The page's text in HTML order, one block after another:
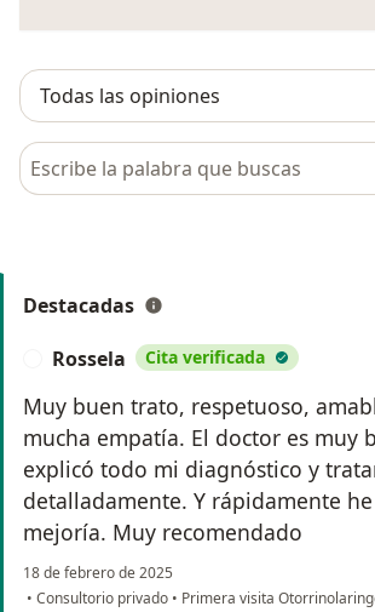
Busca en opiniones
Destacadas
Rossela Cita verificada
Muy buen trato, respetuoso,
mucha empatía. El doctor es muy
explicó todo mi diagnóstico y
detalladamente. Y rápidamente
mejoría. Muy recomendado
18 de febrero de 2025
• Consultorio privado • Primera visita